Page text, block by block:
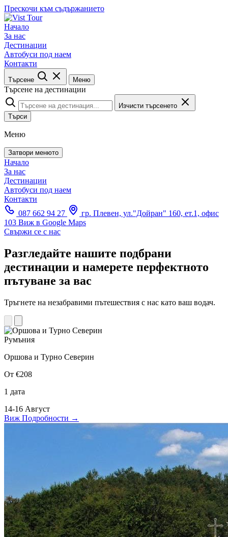
Прескочи към съдържанието
Начало
За нас
Дестинации
Автобуси под наем
Контакти
Търсене Меню
Търсене на дестинации
Изчисти търсенето
Търси
Меню
Затвори менюто
Начало
За нас
Дестинации
Автобуси под наем
Контакти
087 662 94 27
гр. Плевен, ул."Дойран" 160, ет.1, офис
103 Виж в Google Maps
Свържи се с нас
Разгледайте нашите подбрани
дестинации и намерете перфектното
пътуване за вас
Тръгнете на незабравими пътешествия с нас като ваш водач.
Румъния
Оршова и Турно Северин
От €208
1 дата
14-16 Август
Виж Подробности →